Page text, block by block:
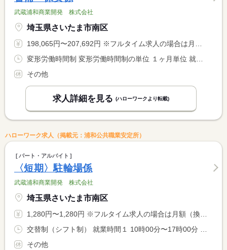
武蔵浦和商業開発 株式会社
埼玉県さいたま市南区
198,065円〜207,692円 ※フルタイム求人の場合は月額（換算額）、パート求人の場合は時間額を表示しています。
その他
求人詳細を見る (ハローワークより転載)
ハローワーク求人（掲載元：浦和公共職業安定所）
パート・アルバイト
〈短期〉駐輪場係
武蔵浦和商業開発 株式会社
埼玉県さいたま市南区
1,280円〜1,280円 ※フルタイム求人の場合は月額（換算額）、パート求人の場合は時間額を表示しています。
その他